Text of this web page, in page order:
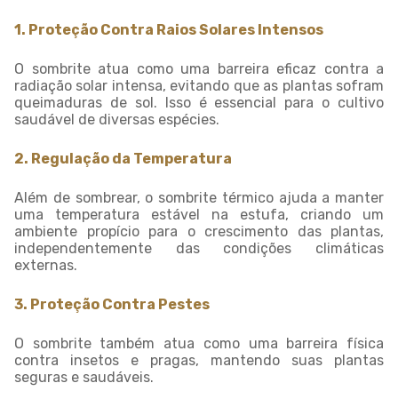
1. Proteção Contra Raios Solares Intensos
O sombrite atua como uma barreira eficaz contra a
radiação solar intensa, evitando que as plantas sofram
queimaduras de sol. Isso é essencial para o cultivo
saudável de diversas espécies.
2. Regulação da Temperatura
Além de sombrear, o sombrite térmico ajuda a manter
uma temperatura estável na estufa, criando um
ambiente propício para o crescimento das plantas,
independentemente das condições climáticas
externas.
3. Proteção Contra Pestes
O sombrite também atua como uma barreira física
contra insetos e pragas, mantendo suas plantas
seguras e saudáveis.